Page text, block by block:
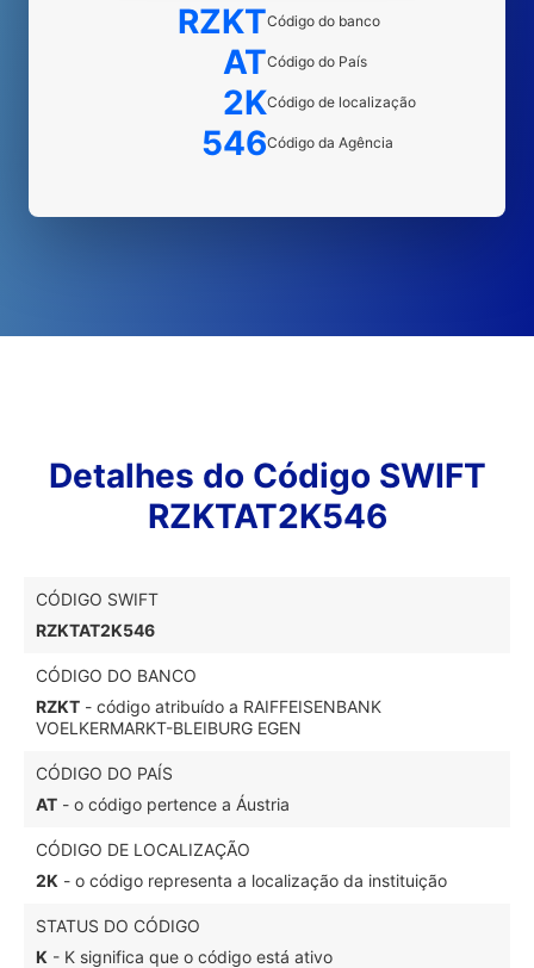
RZKTCódigo do banco
ATCódigo do País
2KCódigo de localização
546Código da Agência
Detalhes do Código SWIFT
RZKTAT2K546
CÓDIGO SWIFT
RZKTAT2K546
CÓDIGO DO BANCO
RZKT - código atribuído a RAIFFEISENBANK
VOELKERMARKT-BLEIBURG EGEN
CÓDIGO DO PAÍS
AT - o código pertence a Áustria
CÓDIGO DE LOCALIZAÇÃO
2K - o código representa a localização da instituição
STATUS DO CÓDIGO
K - K significa que o código está ativo